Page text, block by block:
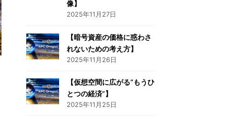
像】
2025年11月27日
【暗号資産の価格に惑わさ
れないための考え方】
2025年11月26日
【仮想空間に広がる“もうひ
とつの経済”】
2025年11月25日